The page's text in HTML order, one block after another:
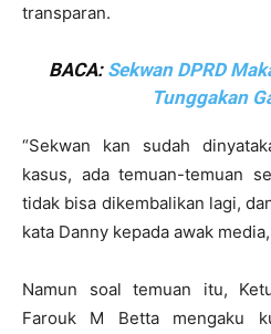
transparan.
BACA: Sekwan DPRD
Tunggakan
“Sekwan kan sudah
kasus, ada temuan-temuan
tidak bisa dikembalikan lagi,
kata Danny kepada awak
Namun soal temuan itu,
Farouk M Betta mengaku